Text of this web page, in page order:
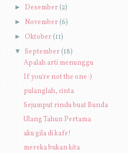
► Desember(2)
► November(6)
► Oktober(11)
▼ September(18)
Apalah arti menunggu
If you're not the one :)
pulanglah, cinta
Sejumput rindu buat Bunda
Ulang Tahun Pertama
aku gila di kafe!
mereka bukan kita